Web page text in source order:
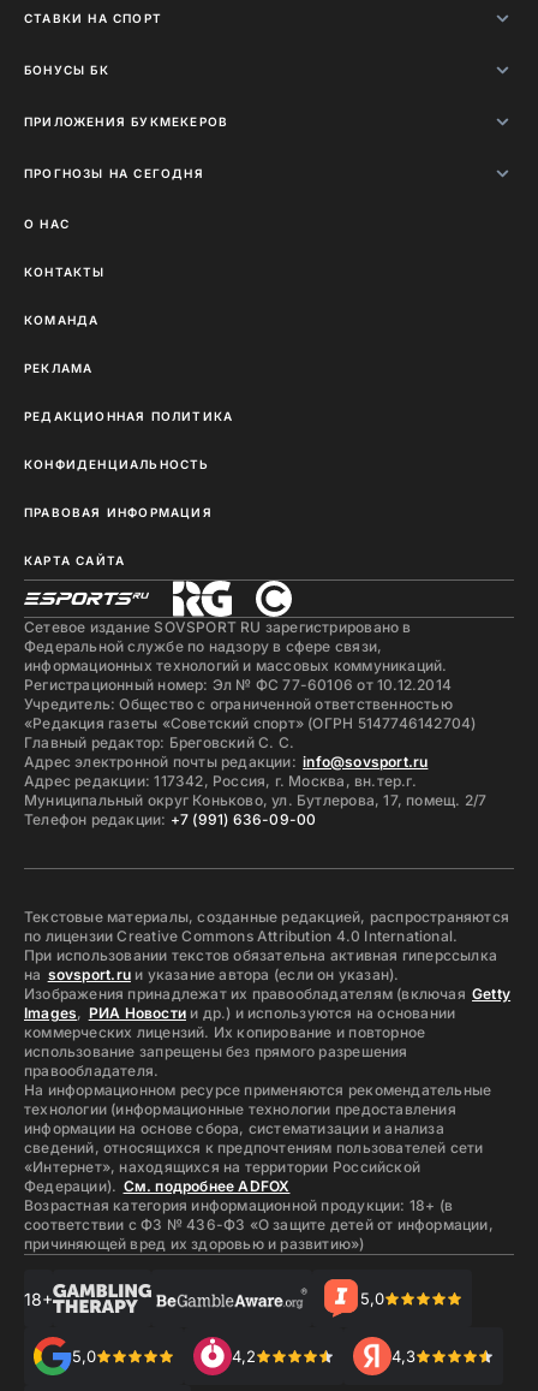
СТАВКИ НА СПОРТ
БОНУСЫ БК
ПРИЛОЖЕНИЯ БУКМЕКЕРОВ
ПРОГНОЗЫ НА СЕГОДНЯ
О НАС
КОНТАКТЫ
КОМАНДА
РЕКЛАМА
РЕДАКЦИОННАЯ ПОЛИТИКА
КОНФИДЕНЦИАЛЬНОСТЬ
ПРАВОВАЯ ИНФОРМАЦИЯ
КАРТА САЙТА
Сетевое издание SOVSPORT RU зарегистрировано в
Федеральной службе по надзору в сфере связи,
информационных технологий и массовых коммуникаций.
Регистрационный номер: Эл № ФС 77-60106 от 10.12.2014
Учредитель: Общество с ограниченной ответственностью
«Редакция газеты «Советский спорт» (ОГРН 5147746142704)
Главный редактор: Бреговский С. С.
Адрес электронной почты редакции: info@sovsport.ru
Адрес редакции: 117342, Россия, г. Москва, вн.тер.г.
Муниципальный округ Коньково, ул. Бутлерова, 17, помещ. 2/7
Телефон редакции: +7 (991) 636-09-00
Текстовые материалы, созданные редакцией, распространяются
по лицензии Creative Commons Attribution 4.0 International.
При использовании текстов обязательна активная гиперссылка
на sovsport.ruи указание автора (если он указан).
Изображения принадлежат их правообладателям (включая Getty
Images, РИА Новости и др.) и используются на основании
коммерческих лицензий. Их копирование и повторное
использование запрещены без прямого разрешения
правообладателя.
На информационном ресурсе применяются рекомендательные
технологии (информационные технологии предоставления
информации на основе сбора, систематизации и анализа
сведений, относящихся к предпочтениям пользователей сети
«Интернет», находящихся на территории Российской
Федерации). См. подробнее ADFOX
Возрастная категория информационной продукции: 18+ (в
соответствии с ФЗ № 436-ФЗ «О защите детей от информации,
причиняющей вред их здоровью и развитию»)
18+ 5,0
5,0 4,2 4,3